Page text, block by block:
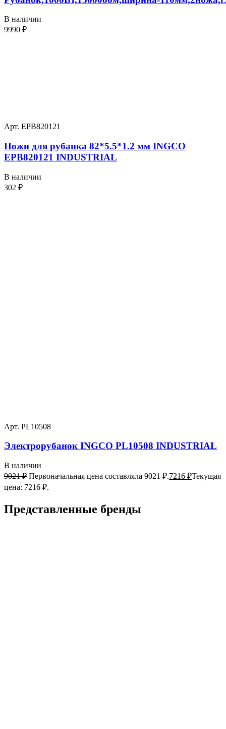
В наличии
9990 ₽
Арт. EPB820121
Ножи для рубанка 82*5.5*1.2 мм INGCO
EPB820121 INDUSTRIAL
В наличии
302 ₽
Арт. PL10508
Электрорубанок INGCO PL10508 INDUSTRIAL
В наличии
9021₽ Первоначальная цена составляла 9021 ₽.7216 ₽Текущая
цена: 7216 ₽.
Представленные бренды